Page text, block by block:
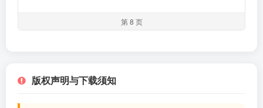
第 8 页
版权声明与下载须知